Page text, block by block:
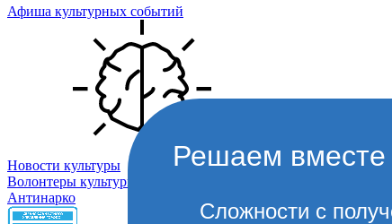
Афиша культурных событий
Новости культуры
Волонтеры культуры
Антинарко
Решаем вместе
Сложности с